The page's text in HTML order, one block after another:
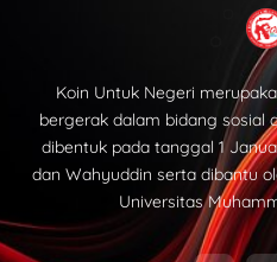
Koin Untuk Negeri
bergerak dalam bidang sosial
dibentuk pada tanggal 1
dan Wahyuddin serta dibantu
Universitas